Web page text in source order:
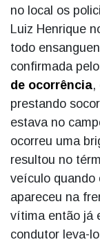
no local os
Luiz Henrique
todo
confirmada
de ocorrência,
prestando
estava no
ocorreu uma
resultou no
veículo quando
apareceu na
vítima então já
condutor leva-